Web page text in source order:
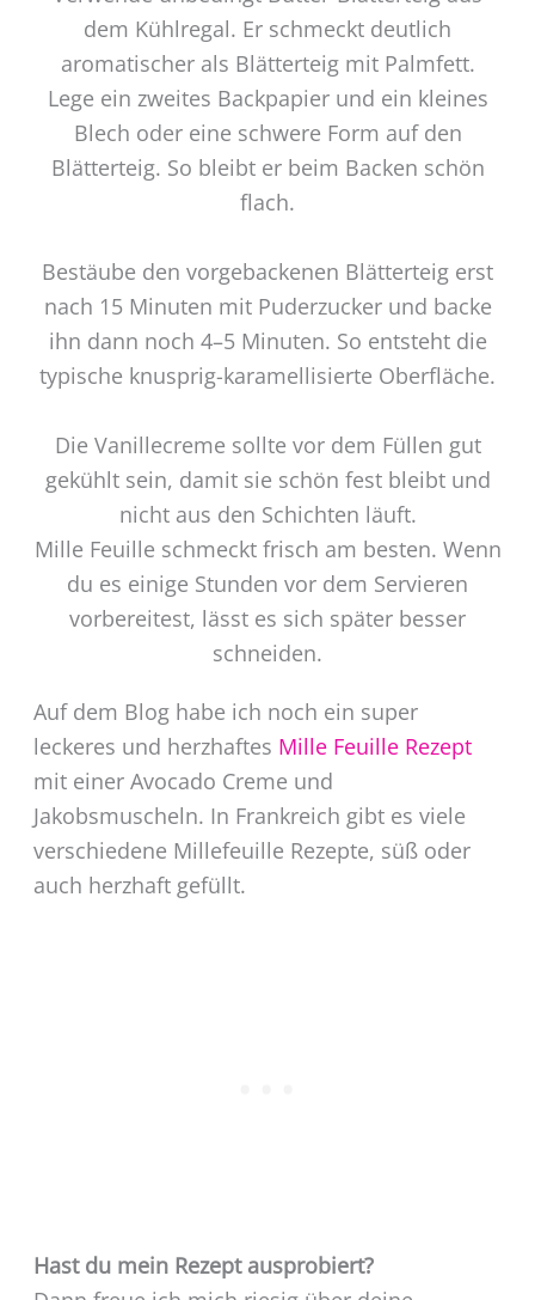
dem Kühlregal. Er schmeckt deutlich
aromatischer als Blätterteig mit Palmfett.
Lege ein zweites Backpapier und ein kleines
Blech oder eine schwere Form auf den
Blätterteig. So bleibt er beim Backen schön
flach.
Bestäube den vorgebackenen Blätterteig erst
nach 15 Minuten mit Puderzucker und backe
ihn dann noch 4–5 Minuten. So entsteht die
typische knusprig-karamellisierte Oberfläche.
Die Vanillecreme sollte vor dem Füllen gut
gekühlt sein, damit sie schön fest bleibt und
nicht aus den Schichten läuft.
Mille Feuille schmeckt frisch am besten. Wenn
du es einige Stunden vor dem Servieren
vorbereitest, lässt es sich später besser
schneiden.
Auf dem Blog habe ich noch ein super
leckeres und herzhaftes Mille Feuille Rezept
mit einer Avocado Creme und
Jakobsmuscheln. In Frankreich gibt es viele
verschiedene Millefeuille Rezepte, süß oder
auch herzhaft gefüllt.
Hast du mein Rezept ausprobiert?